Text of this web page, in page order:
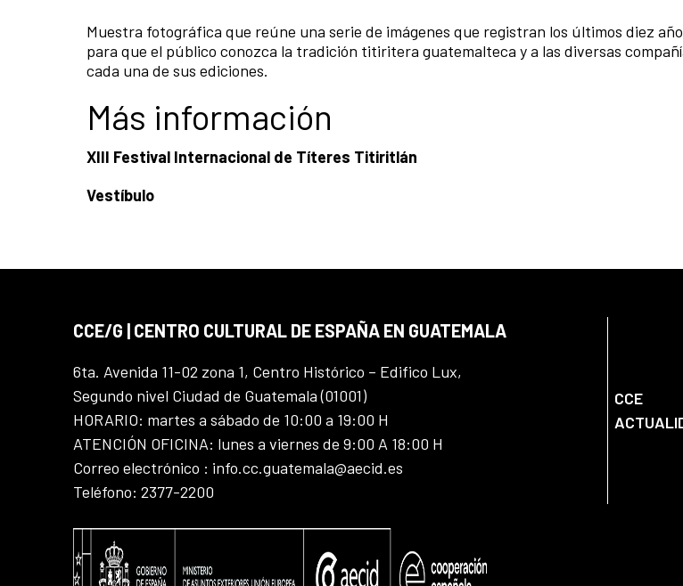
Muestra fotográfica que reúne una serie de imágenes que registran los últimos diez
para que el público conozca la tradición titiritera guatemalteca y a las diversas
cada una de sus ediciones.
Más información
XIII Festival Internacional de Títeres Titiritlán
Vestíbulo
CCE/G | CENTRO CULTURAL DE ESPAÑA EN GUATEMALA
6ta. Avenida 11-02 zona 1, Centro Histórico – Edifico Lux,
Segundo nivel Ciudad de Guatemala (01001)
HORARIO: martes a sábado de 10:00 a 19:00 H
ATENCIÓN OFICINA: lunes a viernes de 9:00 A 18:00 H
Correo electrónico : info.cc.guatemala@aecid.es
Teléfono: 2377-2200
CCE